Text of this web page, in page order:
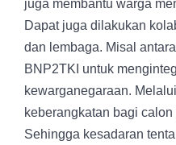
juga membantu warga
Dapat juga dilakukan
dan lembaga. Misal
BNP2TKI untuk
kewarganegaraan.
keberangkatan bagi
Sehingga kesadaran